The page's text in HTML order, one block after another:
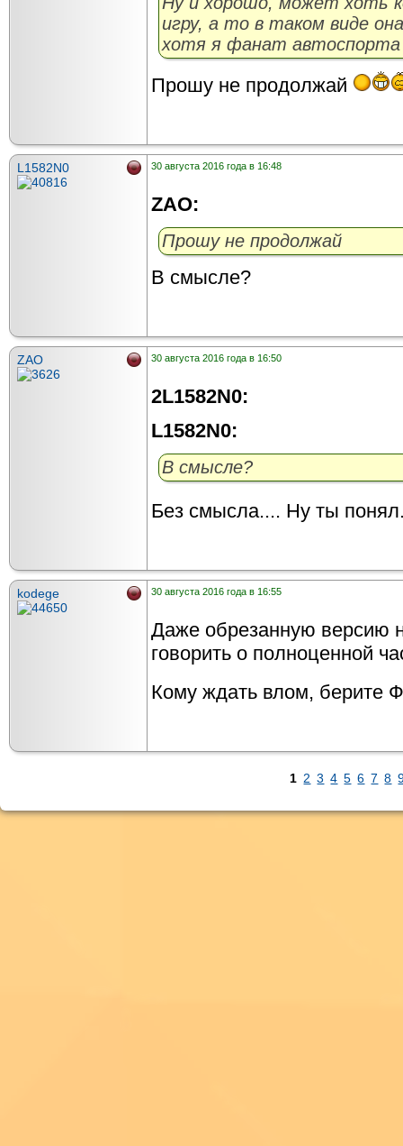
игру, а то в таком виде
хотя я фанат
Прошу не продолжай
L1582N0 30 августа 2016 года в 16:48
ZAO:
Прошу не продолжай
В смысле?
ZAO 30 августа 2016 года в 16:50
2L1582N0:
L1582N0:
В смысле?
Без смысла.... Ну ты
kodege 30 августа 2016 года в 16:55
Даже обрезанную версию
говорить о полноценной
Кому ждать влом, берите
1 2 3 4 5 6 7 8